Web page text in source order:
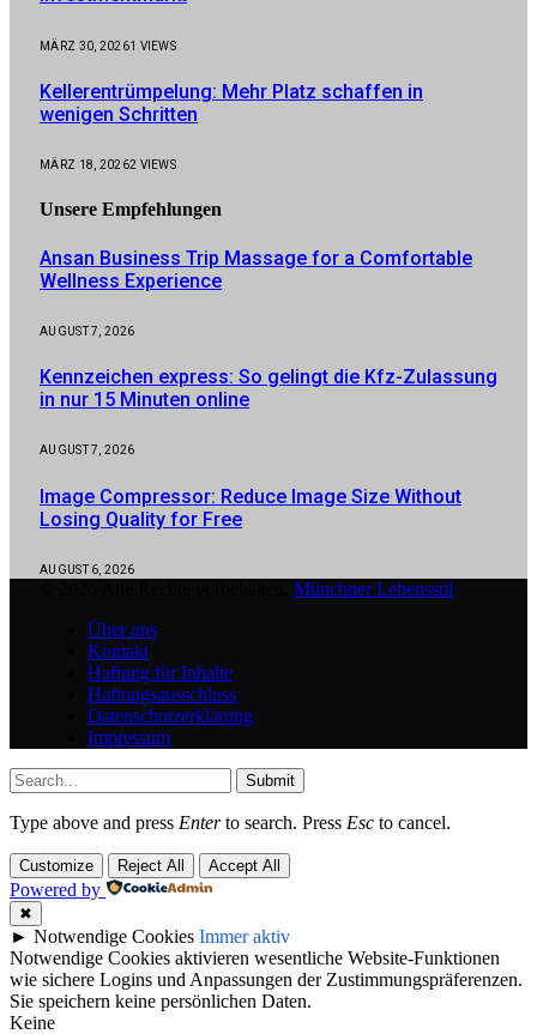
MÄRZ 30, 20261 VIEWS
Kellerentrümpelung: Mehr Platz schaffen in
wenigen Schritten
MÄRZ 18, 20262 VIEWS
Unsere Empfehlungen
Ansan Business Trip Massage for a Comfortable
Wellness Experience
AUGUST 7, 2026
Kennzeichen express: So gelingt die Kfz-Zulassung
in nur 15 Minuten online
AUGUST 7, 2026
Image Compressor: Reduce Image Size Without
Losing Quality for Free
AUGUST 6, 2026
Münchner Lebensstil
Über uns
Kontakt
Haftung für Inhalte
Haftungsausschluss
Datenschutzerklärung
Impressum
Submit
Type above and press Enterto search. Press Esc to cancel.
Customize Reject All Accept All
Powered by
✖
► Notwendige Cookies Immer aktiv
Notwendige Cookies aktivieren wesentliche Website-Funktionen
wie sichere Logins und Anpassungen der Zustimmungspräferenzen.
Sie speichern keine persönlichen Daten.
Keine